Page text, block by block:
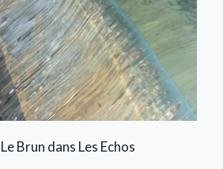
Brun dans Les Echos